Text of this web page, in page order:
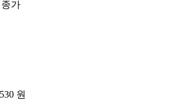
가
원